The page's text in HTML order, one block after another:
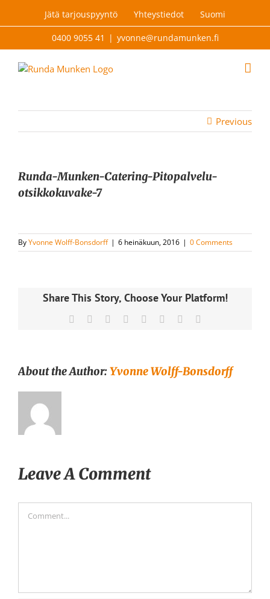
Jätä tarjouspyyntö Yhteystiedot Suomi
0400 9055 41 | yvonne@rundamunken.fi
Previous
Runda-Munken-Catering-Pitopalvelu-
otsikkokuvake-7
ByYvonne Wolff-Bonsdorff | 6 heinäkuun, 2016 | 0 Comments
Share This Story, Choose Your Platform!
Facebook Reddit LinkedIn
TumblrPinterest
About the Author:Yvonne Wolff-Bonsdorff
Leave A Comment